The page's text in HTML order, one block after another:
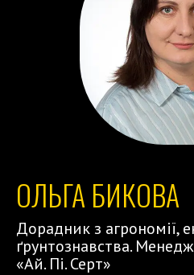
ОЛЬГА БИКОВА
Дорадник з агрономії,
ґрунтознавства.
«Ай. Пі. Серт»